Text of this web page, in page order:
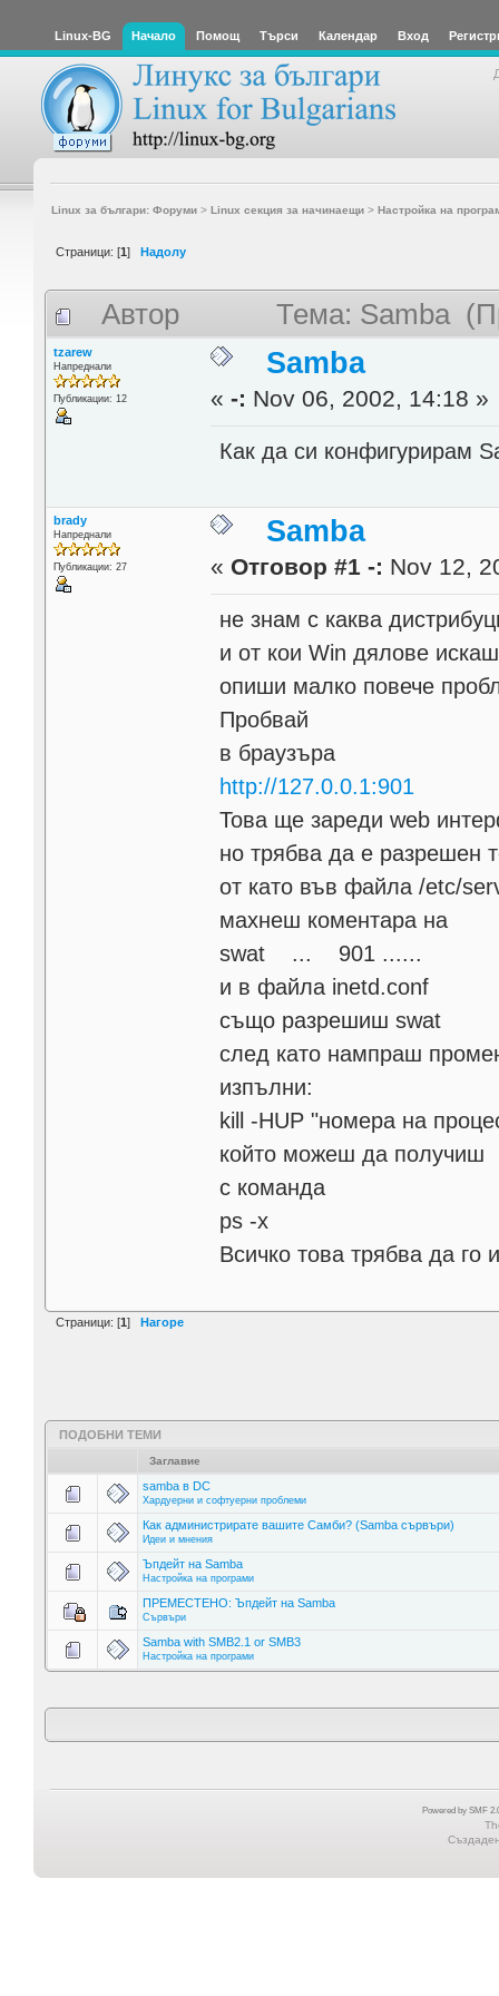
Linux-BG Начало Помощ Търси Календар Вход
Linux за българи: Форуми> Linux секция за начинаещи> Настройка на
Страници: [1] Надолу
Автор Тема: Samba
tzarew
Напреднали
Публикации: 12
Samba
«-: Nov 06, 2002, 14:18 »
Как да си конфигурирам
brady
Напреднали
Публикации: 27
Samba
« Отговор #1 -: Nov 12,
не знам с каква
и от кои Win дялове
опиши малко повече
Пробвай
в браузъра
http://127.0.0.1:901
Това ще зареди web
но трябва да е разрешен
от като във файла /etc/
махнеш коментара на
swat ... 901 ......
и в файла inetd.conf
също разрешиш swat
след като нампраш
изпълни:
kill -HUP "номера на
който можеш да получиш
с команда
ps -x
Всичко това трябва да го
Страници: [1] Нагоре
ПОДОБНИ ТЕМИ
Заглавие
samba в DC
Хардуерни и софтуерни проблеми
Как администрирате вашите Самби? (Samba сървъри)
Идеи и мнения
Ъпдейт на Samba
Настройка на програми
ПРЕМЕСТЕНО: Ъпдейт на Samba
Сървъри
Samba with SMB2.1 or SMB3
Настройка на програми
Powered by SMF